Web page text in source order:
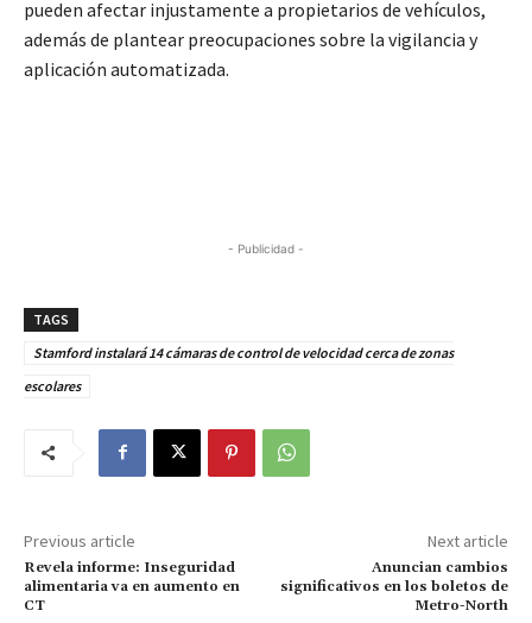
pueden afectar injustamente a propietarios de vehículos,
además de plantear preocupaciones sobre la vigilancia y
aplicación automatizada.
- Publicidad -
TAGS
Stamford instalará 14 cámaras de control de velocidad cerca de zonas
escolares
Previous article
Revela informe: Inseguridad
alimentaria va en aumento en
CT
Next article
Anuncian cambios
significativos en los boletos de
Metro-North